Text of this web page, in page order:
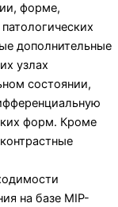
форме,
дополнительные
узлах
состоянии,
форм. Кроме
на базе MIP-